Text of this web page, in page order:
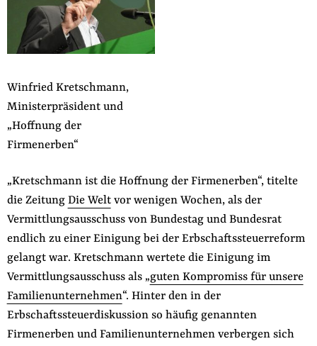
Winfried Kretschmann,
Ministerpräsident und
„Hoffnung der
Firmenerben“
„Kretschmann ist die Hoffnung der Firmenerben“, titelte
die Zeitung Die Weltvor wenigen Wochen, als der
Vermittlungsausschuss von Bundestag und Bundesrat
endlich zu einer Einigung bei der Erbschaftssteuerreform
gelangt war. Kretschmann wertete die Einigung im
Vermittlungsausschuss als „guten Kompromiss für unsere
Familienunternehmen“. Hinter den in der
Erbschaftssteuerdiskussion so häufig genannten
Firmenerben und Familienunternehmen verbergen sich